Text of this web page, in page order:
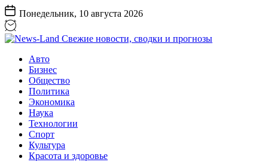
Перейти
к
содержанию
Понедельник, 10 августа 2026
Land
Свежие
новости,
сводки
прогнозы
Авто
Бизнес
Общество
Политика
Экономика
Наука
Технологии
Спорт
Культура
Красота и здоровье